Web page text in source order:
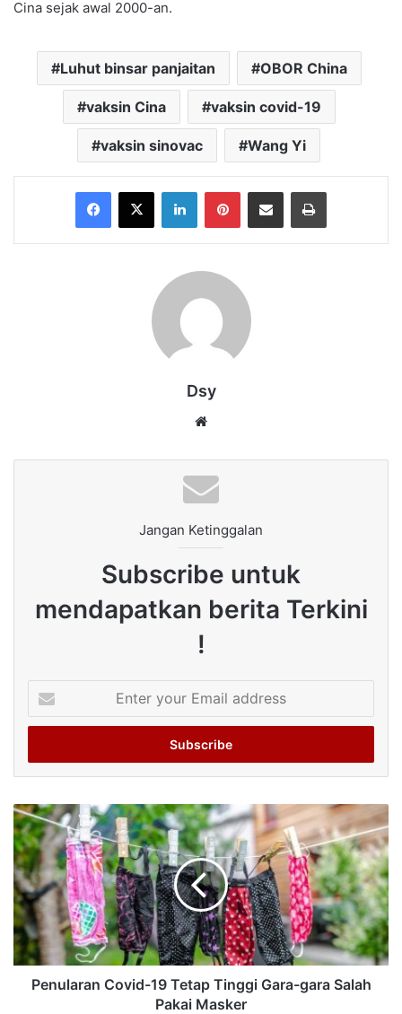
Cina sejak awal 2000-an.
Luhut binsar panjaitan OBOR China
vaksin Cina vaksin covid-19
vaksin sinovac Wang Yi
Facebook
X LinkedInPinterestShare via Email Print
Dsy
Jangan Ketinggalan
Subscribe untuk
mendapatkan berita Terkini
!
your
Email
Penularan Covid-19 Tetap Tinggi Gara-gara Salah
Pakai Masker